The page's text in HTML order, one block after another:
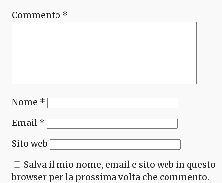
Commento *
Nome *
Email *
Sito web
Salva il mio nome, email e sito web in questo
browser per la prossima volta che commento.